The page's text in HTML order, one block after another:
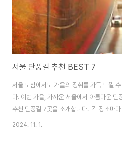
서울 단풍길 추천 BEST 7
서울 도심에서도 가을의 정취를 가득 느낄
다. 이번 가을, 가까운 서울에서 아름다운 단
추천 단풍길 7곳을 소개합니다. 각 장소마
문 전에 꼭 확인해보세요! 1. 삼청동길 (동십
2024. 11. 1.